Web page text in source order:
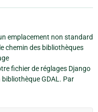
emplacement non standard
chemin des bibliothèques
fichier de réglages Django
bibliothèque GDAL. Par